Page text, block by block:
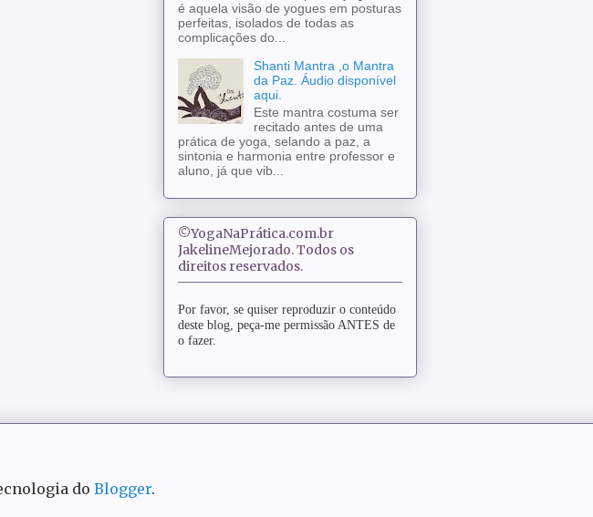
é aquela visão de yogues em posturas
perfeitas, isolados de todas as
complicações do...
Shanti Mantra ,o Mantra
da Paz. Áudio disponível
aqui.
Este mantra costuma ser
recitado antes de uma
prática de yoga, selando a paz, a
sintonia e harmonia entre professor e
aluno, já que vib...
©YogaNaPrática.com.br
JakelineMejorado. Todos os
direitos reservados.
Por favor, se quiser reproduzir o conteúdo
deste blog, peça-me permissão ANTES de
o fazer.
do Blogger.